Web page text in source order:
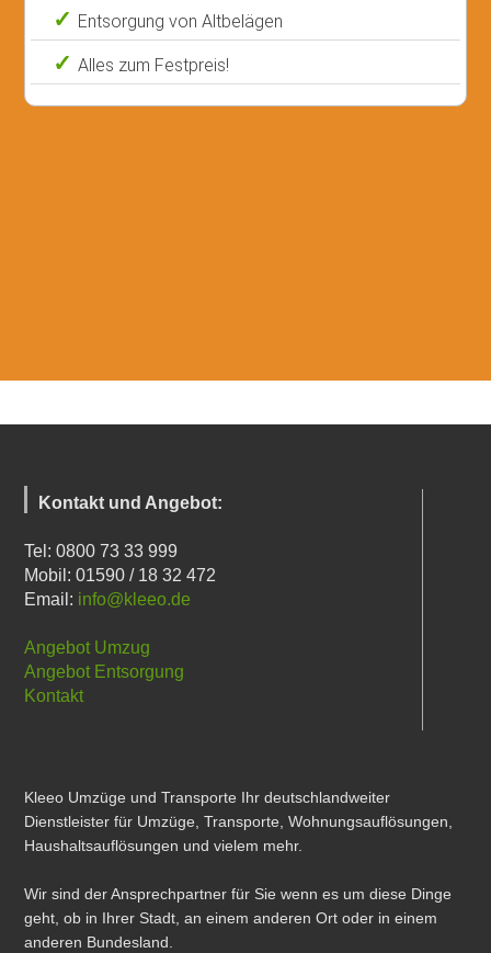
Entsorgung von Altbelägen
Alles zum Festpreis!
Kontakt und Angebot:
Tel: 0800 73 33 999
Mobil: 01590 / 18 32 472
Email: info@kleeo.de
Angebot Umzug
Angebot Entsorgung
Kontakt
Kleeo Umzüge und Transporte Ihr deutschlandweiter
Dienstleister für Umzüge, Transporte, Wohnungsauflösungen,
Haushaltsauflösungen und vielem mehr.
Wir sind der Ansprechpartner für Sie wenn es um diese Dinge
geht, ob in Ihrer Stadt, an einem anderen Ort oder in einem
anderen Bundesland.